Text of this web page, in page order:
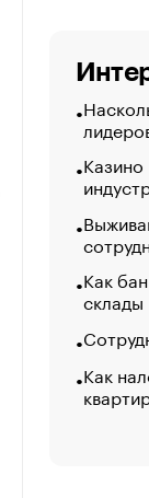
Как
склады
Как